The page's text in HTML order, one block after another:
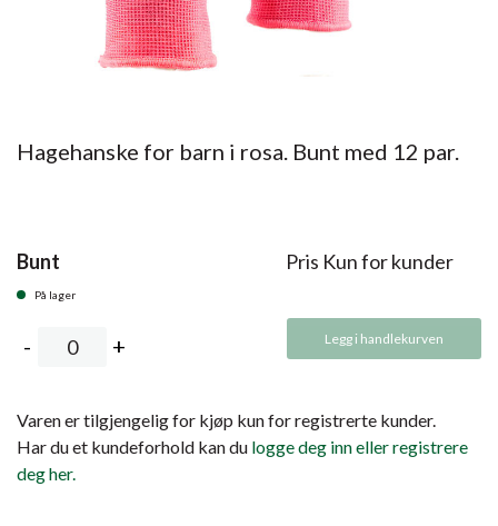
Hagehanske for barn i rosa. Bunt med 12 par.
Bunt
På lager
Pris Kun for kunder
Legg i handlekurven
Varen er tilgjengelig for kjøp kun for registrerte kunder.
Har du et kundeforhold kan du logge deg inn eller registrere
deg her.